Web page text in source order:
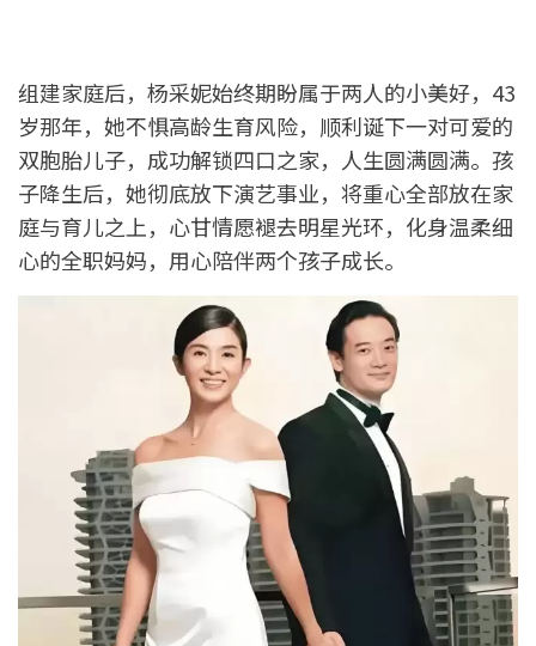
组建家庭后，杨采妮始终期盼属于两人的小美好，43
岁那年，她不惧高龄生育风险，顺利诞下一对可爱的
双胞胎儿子，成功解锁四口之家，人生圆满圆满。孩
子降生后，她彻底放下演艺事业，将重心全部放在家
庭与育儿之上，心甘情愿褪去明星光环，化身温柔细
心的全职妈妈，用心陪伴两个孩子成长。